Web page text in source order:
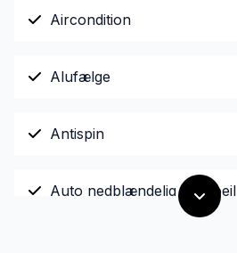
Aircondition
Alufælge
Antispin
Auto nedblændelig bakspejl